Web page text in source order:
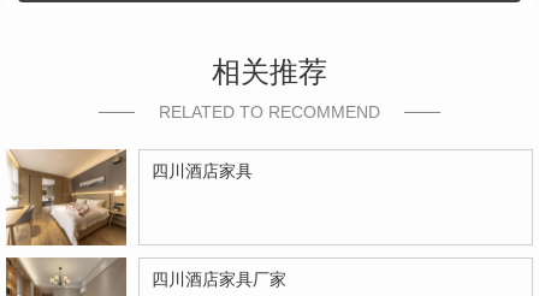
相关推荐
RELATED TO RECOMMEND
四川酒店家具
四川酒店家具厂家